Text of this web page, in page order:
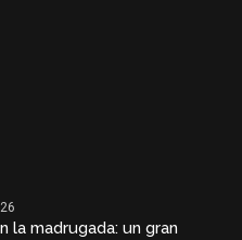
la madrugada: un gran